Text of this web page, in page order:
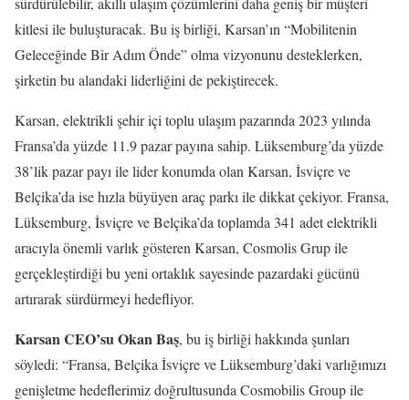
kitlesi ile buluşturacak. Bu iş birliği, Karsan’ın “Mobilitenin
Geleceğinde Bir Adım Önde” olma vizyonunu desteklerken,
şirketin bu alandaki liderliğini de pekiştirecek.
Karsan, elektrikli şehir içi toplu ulaşım pazarında 2023 yılında
Fransa’da yüzde 11.9 pazar payına sahip. Lüksemburg’da yüzde
38’lik pazar payı ile lider konumda olan Karsan, İsviçre ve
Belçika’da ise hızla büyüyen araç parkı ile dikkat çekiyor. Fransa,
Lüksemburg, İsviçre ve Belçika’da toplamda 341 adet elektrikli
aracıyla önemli varlık gösteren Karsan, Cosmolis Grup ile
gerçekleştirdiği bu yeni ortaklık sayesinde pazardaki gücünü
artırarak sürdürmeyi hedefliyor.
Karsan CEO’su Okan Baş, bu iş birliği hakkında şunları
söyledi: “Fransa, Belçika İsviçre ve Lüksemburg’daki varlığımızı
genişletme hedeflerimiz doğrultusunda Cosmobilis Group ile